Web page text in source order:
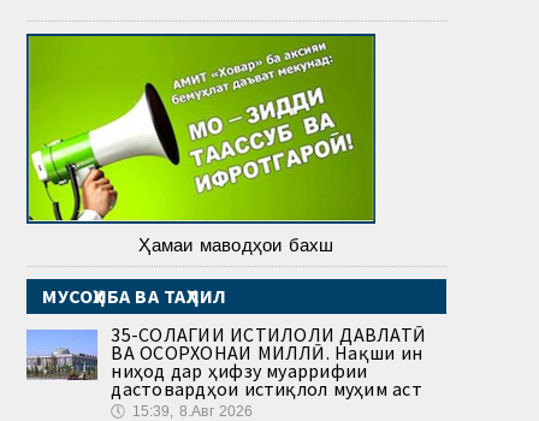
Ҳамаи маводҳои бахш
МУСОҲИБА ВА ТАҲЛИЛ
35-СОЛАГИИ ИСТИҚЛОЛИ ДАВЛАТӢ
ВА ОСОРХОНАИ МИЛЛӢ. Нақши ин
ниҳод дар ҳифзу муаррифии
дастовардҳои истиқлол муҳим аст
🕔 15:39, 8.Авг 2026